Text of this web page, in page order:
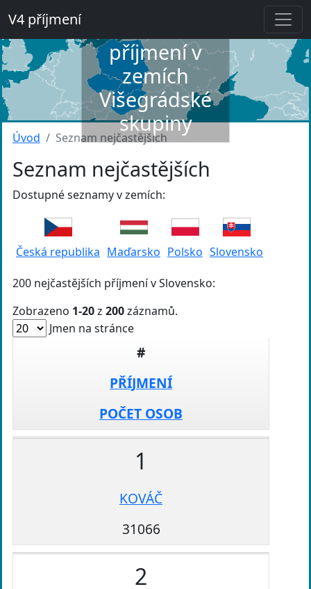
V4 příjmení
příjmení v
zemích
Višegrádské
skupiny
Úvod Seznam nejčastějších
Seznam nejčastějších
Dostupné seznamy v zemích:
Česká republika Maďarsko Polsko Slovensko
200 nejčastějších příjmení v Slovensko:
Zobrazeno 1-20z 200záznamů.
Jmen na stránce
#
PŘÍJMENÍ
POČET OSOB
1
KOVÁČ
31066
2